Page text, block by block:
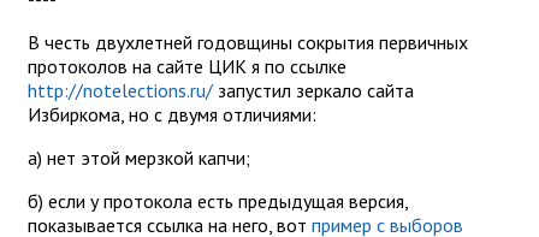
В честь двухлетней годовщины сокрытия первичных
протоколов на сайте ЦИК я по ссылке
http://notelections.ru/ запустил зеркало сайта
Избиркома, но с двумя отличиями:
а) нет этой мерзкой капчи;
б) если у протокола есть предыдущая версия,
показывается ссылка на него, вот пример с выборов